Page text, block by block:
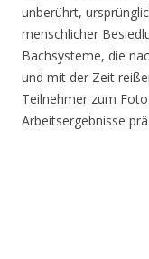
unberührt,
menschlicher
Bachsysteme, die
und mit der Zeit
Teilnehmer zum
Arbeitsergebnisse